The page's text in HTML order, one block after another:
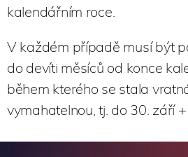
kalendářním roce.
V každém případě musí být
do devíti měsíců od konce
během kterého se stala
vymahatelnou, tj. do 30. září